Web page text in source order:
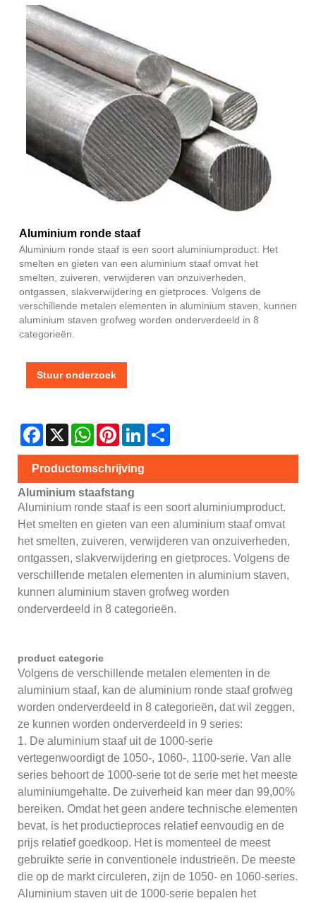
Aluminium ronde staaf
Aluminium ronde staaf is een soort aluminiumproduct. Het
smelten en gieten van een aluminium staaf omvat het
smelten, zuiveren, verwijderen van onzuiverheden,
ontgassen, slakverwijdering en gietproces. Volgens de
verschillende metalen elementen in aluminium staven, kunnen
aluminium staven grofweg worden onderverdeeld in 8
categorieën.
Stuur onderzoek
Facebook
X WhatsAppPinterestLinkedIn
Productomschrijving
Aluminium staafstang
Aluminium ronde staaf is een soort aluminiumproduct.
Het smelten en gieten van een aluminium staaf omvat
het smelten, zuiveren, verwijderen van onzuiverheden,
ontgassen, slakverwijdering en gietproces. Volgens de
verschillende metalen elementen in aluminium staven,
kunnen aluminium staven grofweg worden
onderverdeeld in 8 categorieën.
product categorie
Volgens de verschillende metalen elementen in de
aluminium staaf, kan de aluminium ronde staaf grofweg
worden onderverdeeld in 8 categorieën, dat wil zeggen,
ze kunnen worden onderverdeeld in 9 series:
1. De aluminium staaf uit de 1000-serie
vertegenwoordigt de 1050-, 1060-, 1100-serie. Van alle
series behoort de 1000-serie tot de serie met het meeste
aluminiumgehalte. De zuiverheid kan meer dan 99,00%
bereiken. Omdat het geen andere technische elementen
bevat, is het productieproces relatief eenvoudig en de
prijs relatief goedkoop. Het is momenteel de meest
gebruikte serie in conventionele industrieën. De meeste
die op de markt circuleren, zijn de 1050- en 1060-series.
Aluminium staven uit de 1000-serie bepalen het